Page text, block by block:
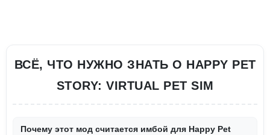
ВСЁ, ЧТО НУЖНО ЗНАТЬ О HAPPY PET
STORY: VIRTUAL PET SIM
Почему этот мод считается имбой для Happy Pet